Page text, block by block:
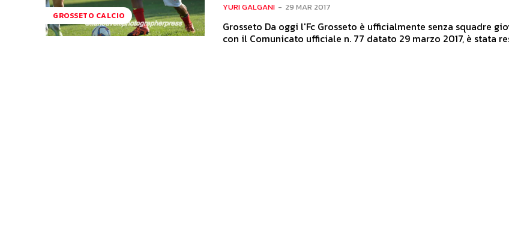
GROSSETO CALCIO
YURI GALGANI - 29 MAR 2017
Grosseto Da oggi l'Fc Grosseto è ufficialmente senza squadre
con il Comunicato ufficiale n. 77 datato 29 marzo 2017, è stata